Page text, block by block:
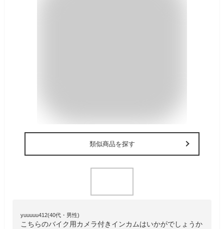
類似商品を探す
yuuuuu412(40代・男性)
こちらのバイク用カメラ付きインカムはいかがでしょうか